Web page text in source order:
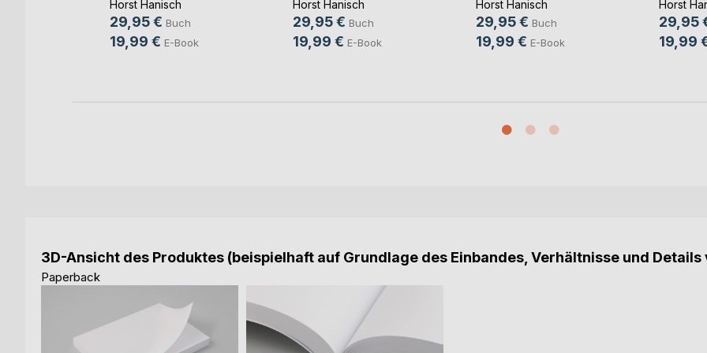
Horst Hanisch
29,95 € Buch
19,99 € E-Book
Horst Hanisch
29,95 € Buch
19,99 € E-Book
Horst Hanisch
29,95 € Buch
19,99 € E-Book
Horst
29,95
19,99
3D-Ansicht des Produktes (beispielhaft auf Grundlage des Einbandes, Verhältnisse und
Paperback